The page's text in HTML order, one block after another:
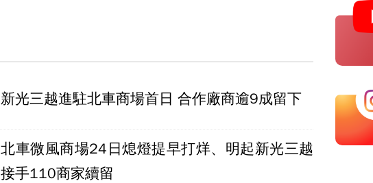
新光三越進駐北車商場首日 合作廠商逾9成留下
北車微風商場24日熄燈提早打烊、明起新光三越
接手110商家續留